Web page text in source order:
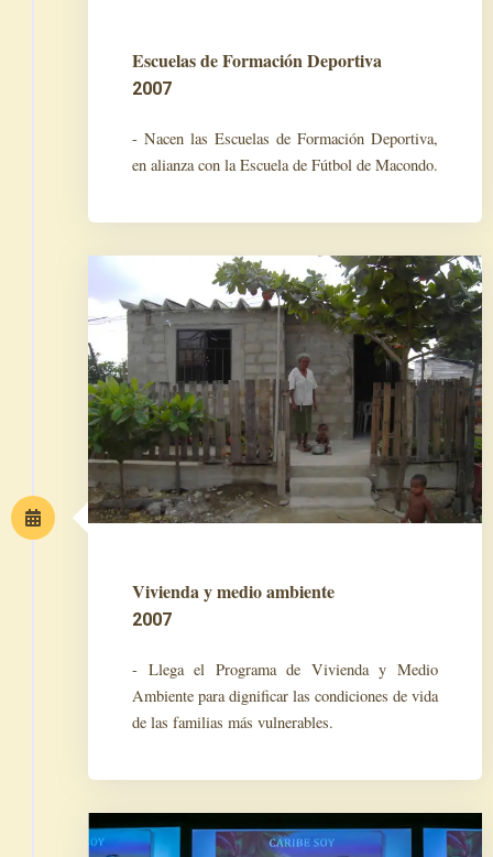
Escuelas de Formación Deportiva
2007
- Nacen las Escuelas de Formación Deportiva,
en alianza con la Escuela de Fútbol de Macondo.
Vivienda y medio ambiente
2007
- Llega el Programa de Vivienda y Medio
Ambiente para dignificar las condiciones de vida
de las familias más vulnerables.